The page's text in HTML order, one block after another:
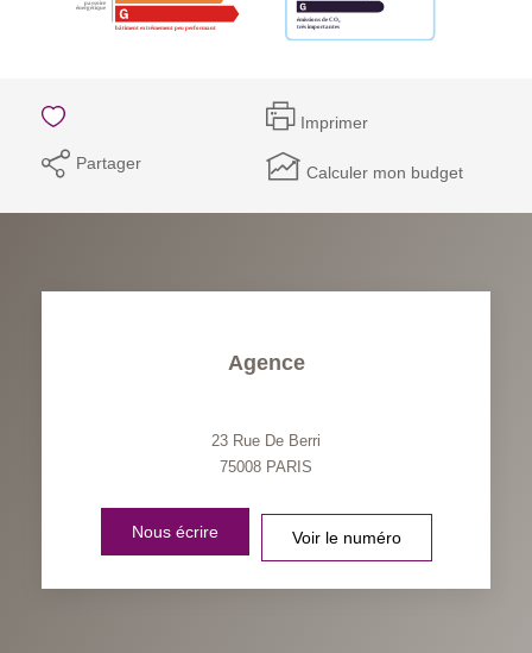
Imprimer
Partager Calculer mon budget
Agence
23 Rue De Berri
75008 PARIS
Nous écrire Voir le numéro